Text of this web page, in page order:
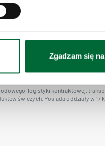
Zgadzam się
POLITYKA
STREFA
logistyki kontraktowej,
świeżych. Posiada oddziały w 17